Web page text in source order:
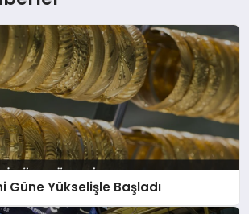
Güne Yükselişle Başladı